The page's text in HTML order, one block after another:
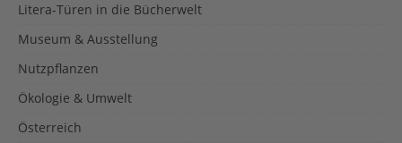
Litera-Türen in die Bücherwelt
Museum & Ausstellung
Nutzpflanzen
Ökologie & Umwelt
Österreich